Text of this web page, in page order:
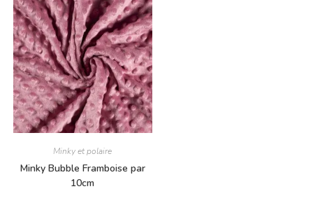
Minky et polaire
Minky Bubble Framboise par
10cm